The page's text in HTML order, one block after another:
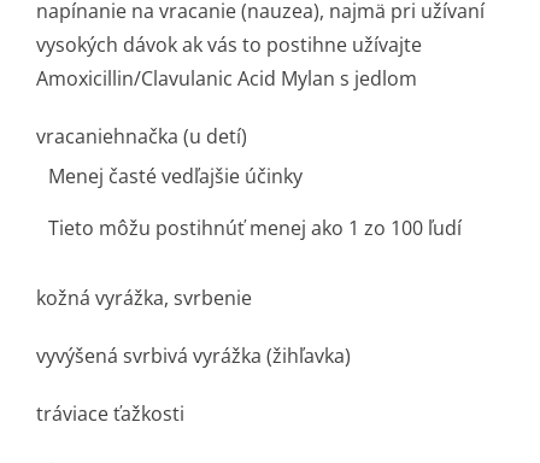
napínanie na vracanie (nauzea), najmä pri užívaní
vysokých dávok ak vás to postihne užívajte
Amoxicillin/Cla­vulanic Acid Mylan s jedlom
vracaniehnačka (u detí)
Menej časté vedľajšie účinky
Tieto môžu postihnúť menej ako 1 zo 100 ľudí
kožná vyrážka, svrbenie
vyvýšená svrbivá vyrážka (žihľavka)
tráviace ťažkosti